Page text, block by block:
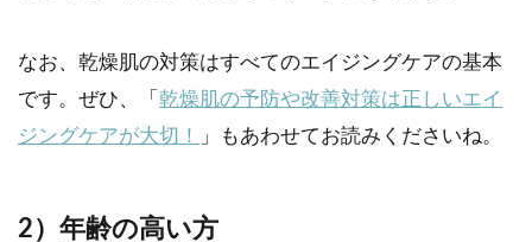
なお、乾燥肌の対策はすべてのエイジングケアの基本
です。ぜひ、「 乾燥肌の予防や改善対策は正しいエイ
ジングケアが大切！
」もあわせてお読みくださいね。
2）年齢の高い方